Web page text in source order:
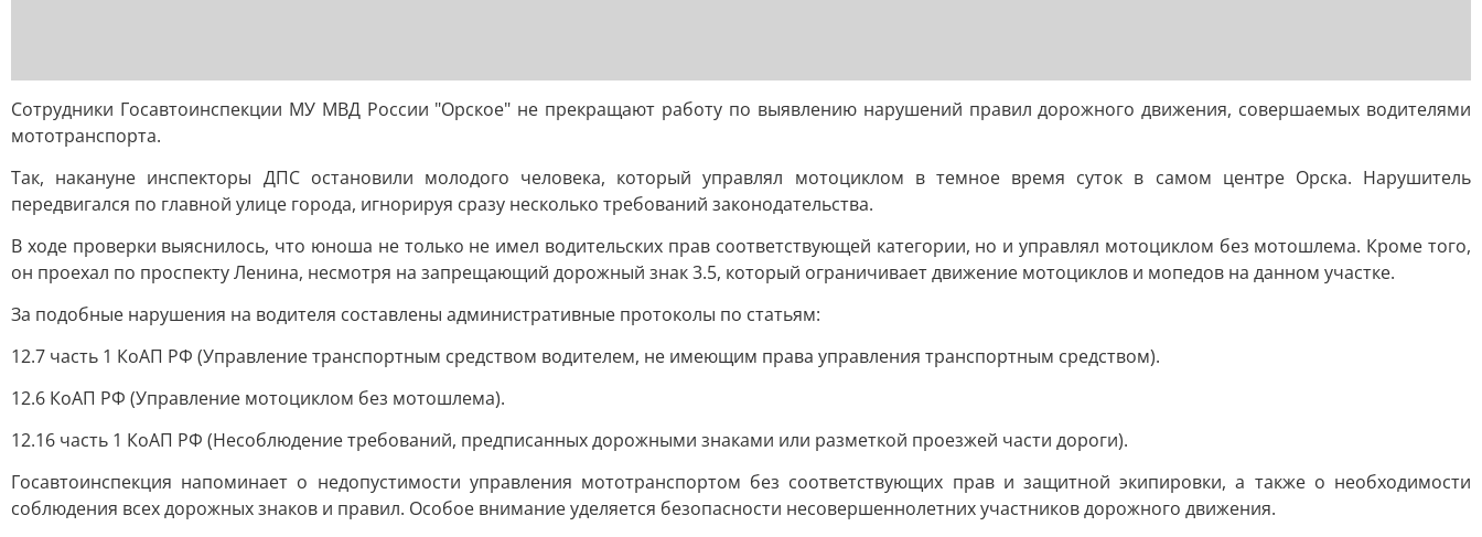
Сотрудники Госавтоинспекции МУ МВД России "Орское" не прекращают работу по выявлению нарушений правил дорожного движения, совершаемых водителями
мототранспорта.
Так, накануне инспекторы ДПС остановили молодого человека, который управлял мотоциклом в темное время суток в самом центре Орска. Нарушитель
передвигался по главной улице города, игнорируя сразу несколько требований законодательства.
В ходе проверки выяснилось, что юноша не только не имел водительских прав соответствующей категории, но и управлял мотоциклом без мотошлема. Кроме того,
он проехал по проспекту Ленина, несмотря на запрещающий дорожный знак 3.5, который ограничивает движение мотоциклов и мопедов на данном участке.
За подобные нарушения на водителя составлены административные протоколы по статьям:
12.7 часть 1 КоАП РФ (Управление транспортным средством водителем, не имеющим права управления транспортным средством).
12.6 КоАП РФ (Управление мотоциклом без мотошлема).
12.16 часть 1 КоАП РФ (Несоблюдение требований, предписанных дорожными знаками или разметкой проезжей части дороги).
Госавтоинспекция напоминает о недопустимости управления мототранспортом без соответствующих прав и защитной экипировки, а также о необходимости
соблюдения всех дорожных знаков и правил. Особое внимание уделяется безопасности несовершеннолетних участников дорожного движения.